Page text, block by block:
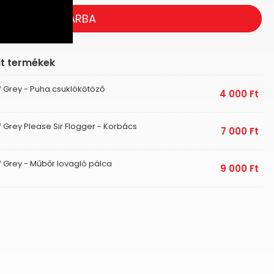
KOSÁRBA
termékek
Grey - Puha csuklókötöző 4 000 Ft
Grey Please Sir Flogger - Korbács 7 000 Ft
Grey - Műbőr lovagló pálca 9 000 Ft